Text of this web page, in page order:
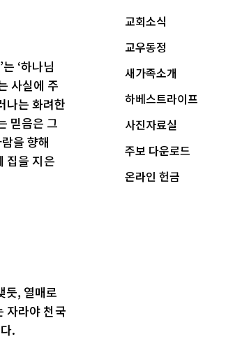
‘하나님
사실에 주
나는 화려한
믿음은 그
을 향해
집을 지은
듯, 열매로
자라야 천국
.
교회소식
교우동정
새가족소개
하베스트라이프
사진자료실
주보 다운로드
온라인 헌금